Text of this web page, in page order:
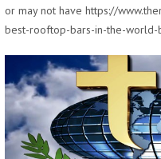
or may not have https://
best-rooftop-bars-in-the-